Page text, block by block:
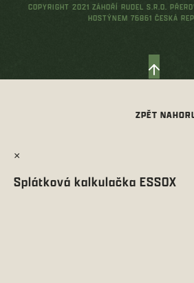
COPYRIGHT 2021 ZÁHOŘÍ RUDEL S.R.O.
HOSTÝNEM 76861 ČESKÁ
×
Splátková kalkulačka ESSOX